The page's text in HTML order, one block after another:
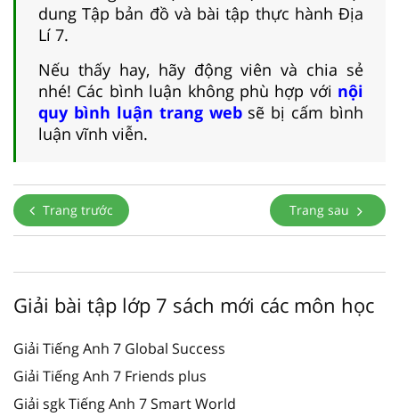
dung Tập bản đồ và bài tập thực hành Địa
Lí 7.
Nếu thấy hay, hãy động viên và chia sẻ
nhé! Các bình luận không phù hợp với nội
quy bình luận trang websẽ bị cấm bình
luận vĩnh viễn.
Trang trước Trang sau
Giải bài tập lớp 7 sách mới các môn học
Giải Tiếng Anh 7 Global Success
Giải Tiếng Anh 7 Friends plus
Giải sgk Tiếng Anh 7 Smart World